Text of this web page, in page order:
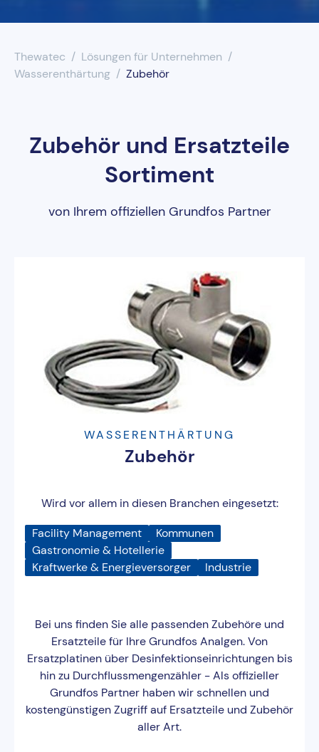
Thewatec
Lösungen für Unternehmen
Wasserenthärtung
Zubehör
Zubehör und Ersatzteile
Sortiment
von Ihrem offiziellen Grundfos Partner
WASSERENTHÄRTUNG
Zubehör
Wird vor allem in diesen Branchen eingesetzt:
Facility Management
Kommunen
Gastronomie & Hotellerie
Kraftwerke & Energieversorger
Industrie
Bei uns finden Sie alle passenden Zubehöre und
Ersatzteile für Ihre Grundfos Analgen. Von
Ersatzplatinen über Desinfektionseinrichtungen bis
hin zu Durchflussmengenzähler - Als offizieller
Grundfos Partner haben wir schnellen und
kostengünstigen Zugriff auf Ersatzteile und Zubehör
aller Art.
UV-Desinfektion
Wasserenthärtung